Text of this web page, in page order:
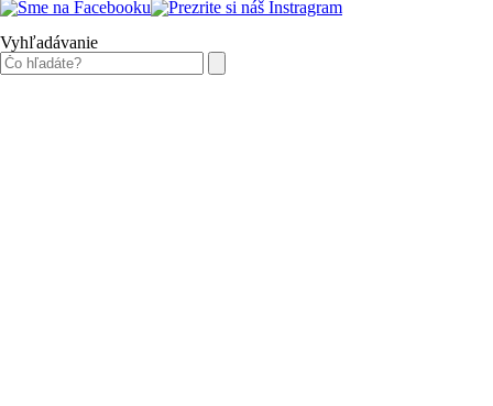
Vyhľadávanie